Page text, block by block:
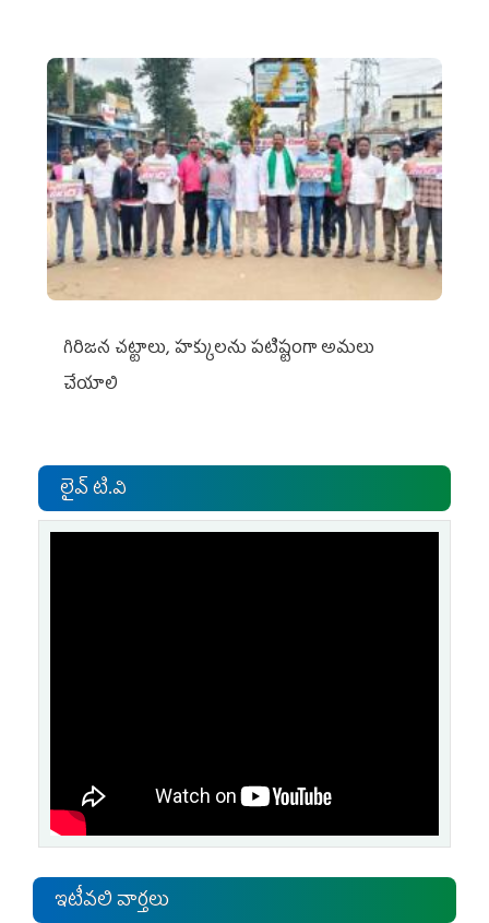
గిరిజన చట్టాలు, హక్కులను పటిష్టంగా అమలు
చేయాలి
లైవ్ టి.వి
ఇటీవలి వార్తలు